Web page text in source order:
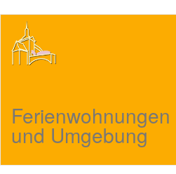
Inhalt
und Umgebung